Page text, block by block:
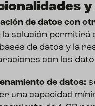
de datos con
la solución permitirá
de datos y la
con los
de datos:
una capacidad